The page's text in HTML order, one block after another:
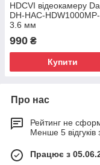
HDCVI відеокамеру
DH-HAC-
3.6 мм
990 ₴
Купити
Про нас
Рейтинг не
Менше 5 відгуків
Працює з